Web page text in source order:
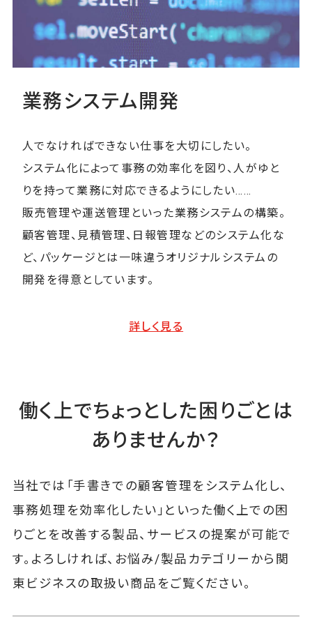
業務システム開発
人でなければできない仕事を大切にしたい。
システム化によって事務の効率化を図り、人がゆと
りを持って業務に対応できるようにしたい……
販売管理や運送管理といった業務システムの構築。
顧客管理、見積管理、日報管理などのシステム化な
ど、パッケージとは一味違うオリジナルシステムの
開発を得意としています。
詳しく見る
働く上でちょっとした困りごとは
ありませんか？
当社では「手書きでの顧客管理をシステム化し、
事務処理を効率化したい」といった働く上での困
りごとを改善する製品、サービスの提案が可能で
す。よろしければ、お悩み/製品カテゴリーから関
東ビジネスの取扱い商品をご覧ください。